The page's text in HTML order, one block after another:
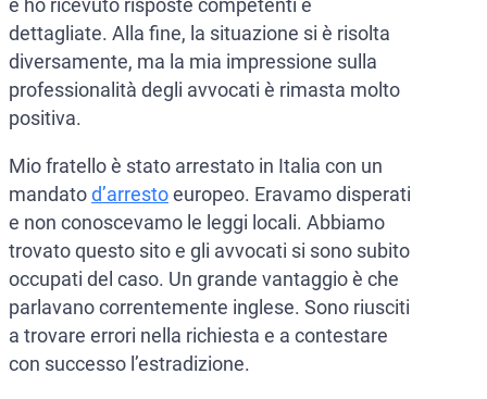
CCF (Commission for the
Diffusione Interpol
Estradizione e Difesa
Estradizione dall’Italia
Estradizione tra Italia e
Estradizione tra Italia e
Estradizione tra
Mandato d’arresto
Avvocati per crimini dei
Avvocato presso la Corte
Crimini economici e
Prevenzione del riciclaggio
World-Check
Aziende e manager
e ho ricevuto risposte competenti e
dettagliate. Alla fine, la situazione si è risolta
diversamente, ma la mia impressione sulla
professionalità degli avvocati è rimasta molto
positiva.
Mio fratello è stato arrestato in Italia con un
mandatod’arrestoeuropeo. Eravamo disperati
e non conoscevamo le leggi locali. Abbiamo
trovato questo sito e gli avvocati si sono subito
occupati del caso. Un grande vantaggio è che
parlavano correntemente inglese. Sono riusciti
a trovare errori nella richiesta e a contestare
con successo l’estradizione.